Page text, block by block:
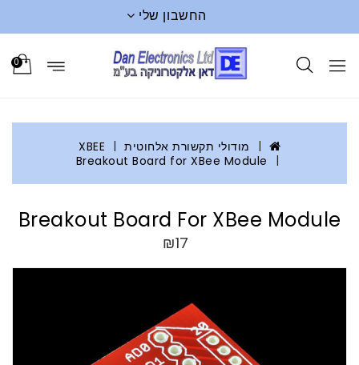
החשבון שלי
0
מודולי תקשורת אלחוטית
XBEE
Breakout Board for XBee Module
Breakout Board For XBee Module
₪17